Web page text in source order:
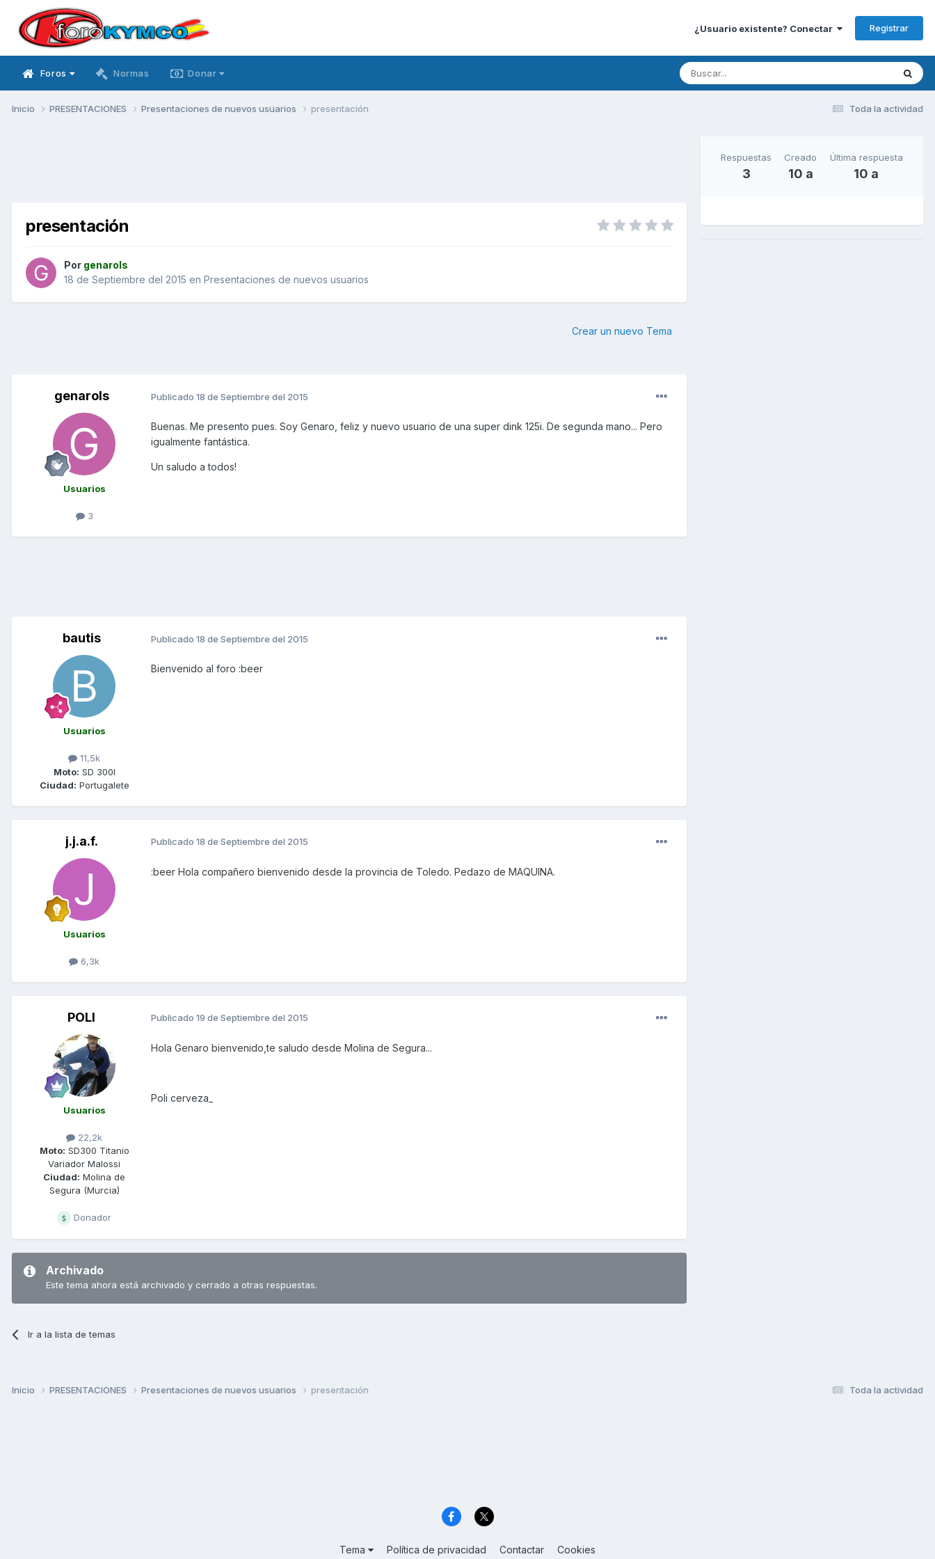
¿Usuario existente? Conectar Registrar
Foros Normas Donar
Toda la actividad
Inicio PRESENTACIONES Presentaciones de nuevos usuarios presentación
presentación
Por genarols
18 de Septiembre del 2015 en Presentaciones de nuevos usuarios
Crear un nuevo Tema
genarols
Usuarios
3
Publicado 18 de Septiembre del 2015
Buenas. Me presento pues. Soy Genaro, feliz y nuevo usuario de una super dink 125i. De segunda mano... Pero
igualmente fantástica.
Un saludo a todos!
bautis
Usuarios
11,5k
Moto: SD 300I
Ciudad: Portugalete
Publicado 18 de Septiembre del 2015
Bienvenido al foro :beer
j.j.a.f.
Usuarios
6,3k
Publicado 18 de Septiembre del 2015
:beer Hola compañero bienvenido desde la provincia de Toledo. Pedazo de MAQUINA.
POLI
Usuarios
22,2k
Moto: SD300 Titanio
Variador Malossi
Ciudad: Molina de
Segura (Murcia)
Donador
Publicado 19 de Septiembre del 2015
Hola Genaro bienvenido,te saludo desde Molina de Segura...
Poli cerveza_
Archivado
Este tema ahora está archivado y cerrado a otras respuestas.
Ir a la lista de temas
Respuestas
3
Creado
10 a
Última respuesta
10 a
Toda la actividad
Inicio PRESENTACIONES Presentaciones de nuevos usuarios presentación
Tema Política de privacidad Contactar Cookies